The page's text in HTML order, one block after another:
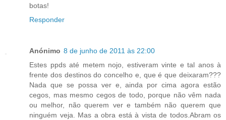
botas!
Responder
Anónimo 8 de junho de 2011 às 22:00
Estes ppds até metem nojo, estiveram vinte e tal anos à
frente dos destinos do concelho e, que é que deixaram???
Nada que se possa ver e, ainda por cima agora estão
cegos, mas mesmo cegos de todo, porque não vêm nada
ou melhor, não querem ver e também não querem que
ninguém veja. Mas a obra está à vista de todos.Abram os